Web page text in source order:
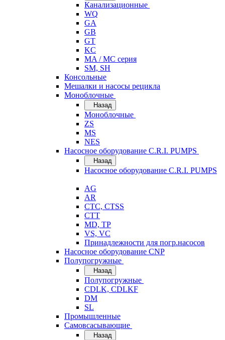
Канализационные
WQ
GA
GB
GT
KC
MA / MC серия
SM, SH
Консольные
Мешалки и насосы рецикла
Моноблочные
Назад
Моноблочные
ZS
MS
NES
Насосное оборудование C.R.I. PUMPS
Назад
Насосное оборудование C.R.I. PUMPS
AG
AR
CTC, CTSS
CTT
MD, TP
VS, VC
Принадлежности для погр.насосов
Насосное оборудование CNP
Полупогружные
Назад
Полупогружные
CDLK, CDLKF
DM
SL
Промышленные
Самовсасывающие
Назад